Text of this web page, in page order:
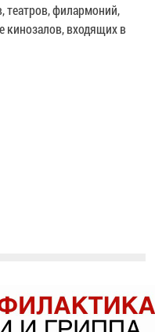
театров, филармоний,
кинозалов, входящих в